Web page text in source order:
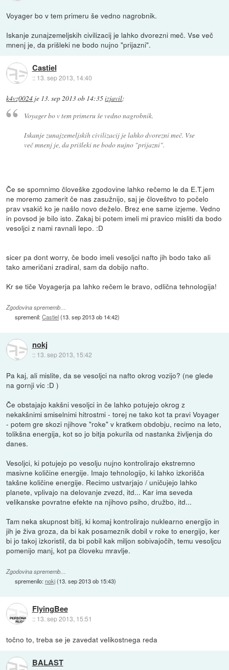
Voyager bo v tem primeru še vedno nagrobnik.
Iskanje zunajzemeljskih civilizacij je lahko dvorezni meč. Vse več
mnenj je, da prišleki ne bodo nujno "prijazni".
Castiel
:: 13. sep 2013, 14:40
k4vz0024 je 13. sep 2013 ob 14:35izjavil:
Voyager bo v tem primeru še vedno nagrobnik.
Iskanje zunajzemeljskih civilizacij je lahko dvorezni meč. Vse
več mnenj je, da prišleki ne bodo nujno "prijazni".
Če se spomnimo človeške zgodovine lahko rečemo le da E.T.jem
ne moremo zamerit če nas zasužnijo, saj je človeštvo to počelo
prav vsakič ko je našlo novo deželo. Brez ene same izjeme. Vedno
in povsod je bilo isto. Zakaj bi potem imeli mi pravico misliti da bodo
vesoljci z nami ravnali lepo. :D
sicer pa dont worry, če bodo imeli vesoljci nafto jih bodo tako ali
tako američani zradiral, sam da dobijo nafto.
Kr se tiče Voyagerja pa lahko rečem le bravo, odlična tehnologija!
Zgodovina sprememb…
spremenil:Castiel(13. sep 2013 ob 14:42)
nokj
:: 13. sep 2013, 15:42
Pa kaj, ali mislite, da se vesoljci na nafto okrog vozijo? (ne glede
na gornji vic :D )
Če obstajajo kakšni vesoljci in če lahko potujejo okrog z
nekakšnimi smiselnimi hitrostmi - torej ne tako kot ta pravi Voyager
- potem gre skozi njihove "roke" v kratkem obdobju, recimo na leto,
tolikšna energija, kot so jo bitja pokurila od nastanka življenja do
danes.
Vesoljci, ki potujejo po vesolju nujno kontrolirajo ekstremno
masivne količine energije. Imajo tehnologijo, ki lahko izkorišča
takšne količine energije. Recimo ustvarjajo / uničujejo lahko
planete, vplivajo na delovanje zvezd, itd... Kar ima seveda
velikanske povratne efekte na njihovo psiho, družbo, itd...
Tam neka skupnost bitij, ki komaj kontrolirajo nuklearno energijo in
jih je živa groza, da bi kak posameznik dobil v roke to energijo, ker
bi jo takoj izkoristil, da bi pobil kak miljon sobivajočih, temu vesoljcu
pomenijo manj, kot pa človeku mravlje.
Zgodovina sprememb…
spremenilo:nokj(13. sep 2013 ob 15:43)
FlyingBee
:: 13. sep 2013, 15:51
točno to, treba se je zavedat velikostnega reda
BALAST